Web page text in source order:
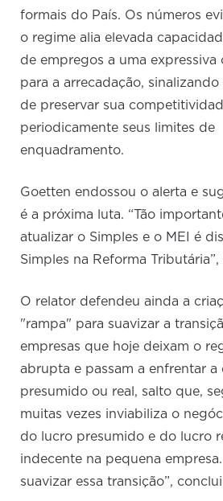
formais do País. Os números
o regime alia elevada
de empregos a uma expressiva
para a arrecadação, sinalizando
de preservar sua
periodicamente seus limites de
enquadramento.
Goetten endossou o alerta e
é a próxima luta. “Tão
atualizar o Simples e o MEI é
Simples na Reforma
O relator defendeu ainda a
"rampa" para suavizar a
empresas que hoje deixam o
abrupta e passam a enfrentar
presumido ou real, salto que,
muitas vezes inviabiliza o
do lucro presumido e do lucro
indecente na pequena
suavizar essa transição”,